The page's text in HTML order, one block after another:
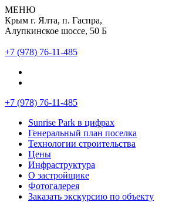
МЕНЮ
Крым г. Ялта, п. Гаспра,
Алупкинское шоссе, 50 Б
+7 (978) 76-11-485
+7 (978) 76-11-485
Sunrise Park в цифрах
Генеральный план поселка
Технологии строительства
Цены
Инфраструктура
О застройщике
Фотогалерея
Заказать экскурсию по объекту